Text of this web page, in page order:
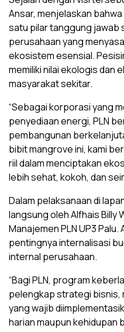
Ansar, menjelaskan
satu pilar tanggung jawab
perusahaan yang
ekosistem esensial.
memiliki nilai ekologis dan
masyarakat sekitar.
“Sebagai korporasi yang
penyediaan energi, PLN
pembangunan
bibit mangrove ini, kami
riil dalam menciptakan
lebih sehat, kokoh, dan
Dalam pelaksanaan di
langsung oleh Alfhais Billy
Manajemen PLN UP3
pentingnya internalisasi
internal perusahaan.
“Bagi PLN, program
pelengkap strategi bisnis,
yang wajib
harian maupun kehidupan